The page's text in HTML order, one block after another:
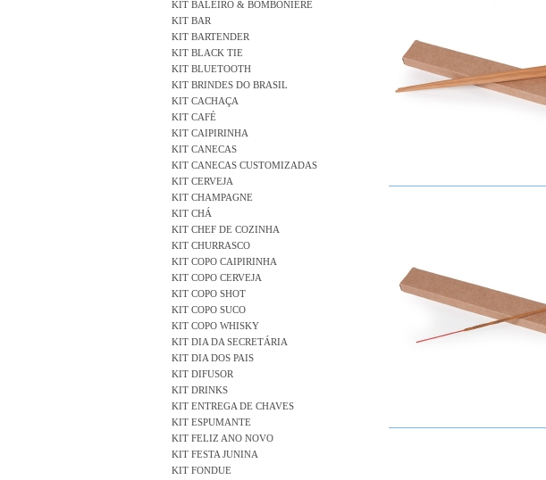
KIT BALEIRO & BOMBONIERE
KIT BAR
KIT BARTENDER
KIT BLACK TIE
KIT BLUETOOTH
KIT BRINDES DO BRASIL
KIT CACHAÇA
KIT CAFÉ
KIT CAIPIRINHA
KIT CANECAS
KIT CANECAS CUSTOMIZADAS
KIT CERVEJA
KIT CHAMPAGNE
KIT CHÁ
KIT CHEF DE COZINHA
KIT CHURRASCO
KIT COPO CAIPIRINHA
KIT COPO CERVEJA
KIT COPO SHOT
KIT COPO SUCO
KIT COPO WHISKY
KIT DIA DA SECRETÁRIA
KIT DIA DOS PAIS
KIT DIFUSOR
KIT DRINKS
KIT ENTREGA DE CHAVES
KIT ESPUMANTE
KIT FELIZ ANO NOVO
KIT FESTA JUNINA
KIT FONDUE